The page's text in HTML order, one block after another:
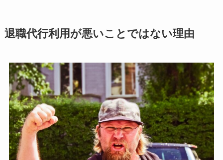
退職代行利用が悪いことではない理由